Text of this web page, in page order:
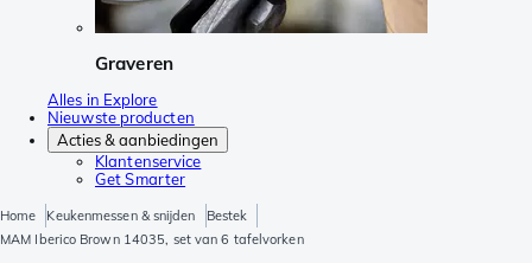
Graveren
Alles in Explore
Nieuwste producten
Acties & aanbiedingen
Klantenservice
Get Smarter
Home Keukenmessen & snijden
Bestek
MAM Iberico Brown 14035, set van 6 tafelvorken